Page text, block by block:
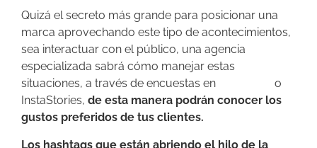
Quizá el secreto más grande para posicionar una
marca aprovechando este tipo de acontecimientos,
sea interactuar con el público, una agencia
especializada sabrá cómo manejar estas
situaciones, a través de encuestas en
o
InstaStories, de esta manera podrán conocer los
gustos preferidos de tus clientes.
Los hashtags que están abriendo el hilo de la